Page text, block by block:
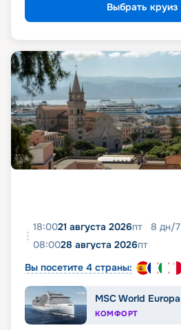
Выбрать круиз
18:0021 августа 2026пт 8 дн/7
08:0028 августа 2026пт
Вы посетите 4 страны:
MSC World Europa
КОМФОРТ